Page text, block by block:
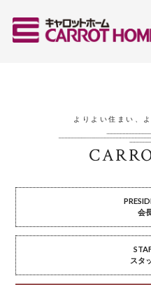
よりよい住まい、
会
スタ